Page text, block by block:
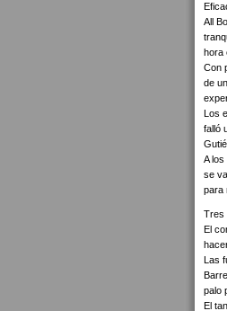
All
hora
Con
de
Los
falló
A
se
para
Tres
El
Las
palo
El